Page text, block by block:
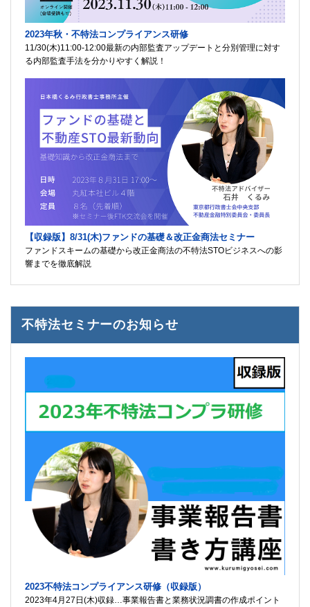
2023年秋・不特法コンプライアンス研修
11/30(木)11:00-12:00最新の内部監査アップデートと分別管理に対す
る内部監査手法を分かりやすく解説！
【収録版】8/31(木)ファンドの基礎＆改正金商法セミナー
ファンドスキームの基礎から改正金商法の不特法STOビジネスへの影
響までを徹底解説
不特法セミナーのお知らせ
2023不特法コンプライアンス研修（収録版）
2023年4月27日(木)収録…事業報告書と業務状況調書の作成ポイント